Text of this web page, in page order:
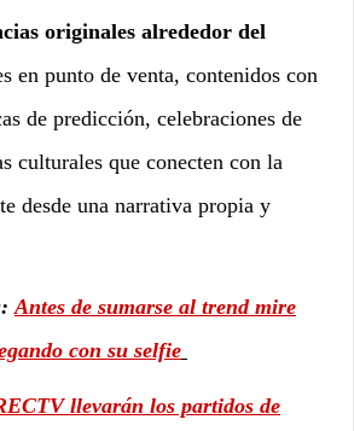
originales alrededor del
en punto de venta, contenidos con
de predicción, celebraciones de
culturales que conecten con la
desde una narrativa propia y
Antes de sumarse al trend mire
con su selfie
llevarán los partidos de